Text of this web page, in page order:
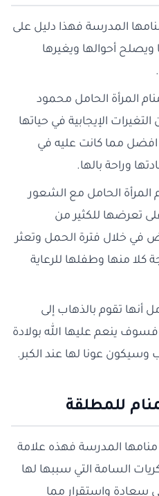
المدرسة فهذا دليل على
أحوالها ويغيرها
المرأة الحامل محمود
الإيجابية في حياتها
افضل مما كانت عليه في
وراحة بالها.
المرأة الحامل مع الشعور
تعرضها للكثير من
في خلال فترة الحمل وتعثر
كلا منها وطفلها للرعاية
أنها تقوم بالذهاب إلى
ينعم عليها الله بولادة
عونا لها عند الكبر.
للمطلقة
منامها المدرسة فهذه علامة
السامة التي سببها لها
سعادة واستقرار مما